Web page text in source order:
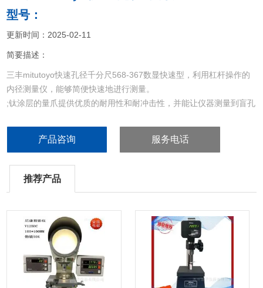
型号：
更新时间：2025-02-11
简要描述：
三丰mitutoyo快速孔径千分尺568-367数显快速型，利用杠杆操作的
内径测量仪，能够简便快速地进行测量。
;钛涂层的量爪提供优质的耐用性和耐冲击性，并能让仪器测量到盲孔
产品咨询 服务电话
推荐产品